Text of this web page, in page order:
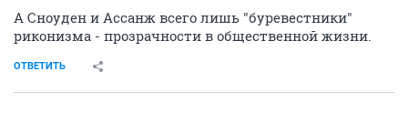
А Сноуден и Ассанж всего лишь "буревестники"
риконизма - прозрачности в общественной жизни.
ОТВЕТИТЬ